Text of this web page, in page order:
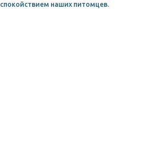
спокойствием наших питомцев.